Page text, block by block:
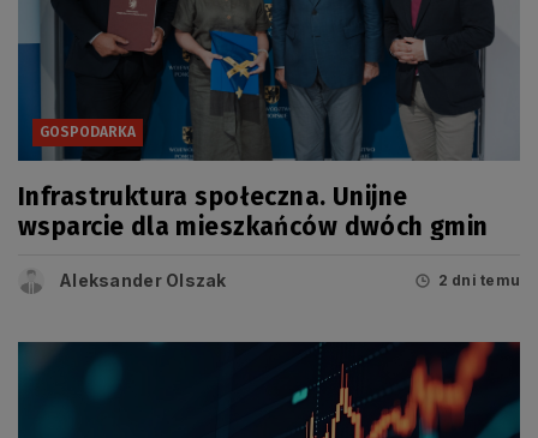
GOSPODARKA
Infrastruktura społeczna. Unijne
wsparcie dla mieszkańców dwóch gmin
Aleksander Olszak 2 dni temu